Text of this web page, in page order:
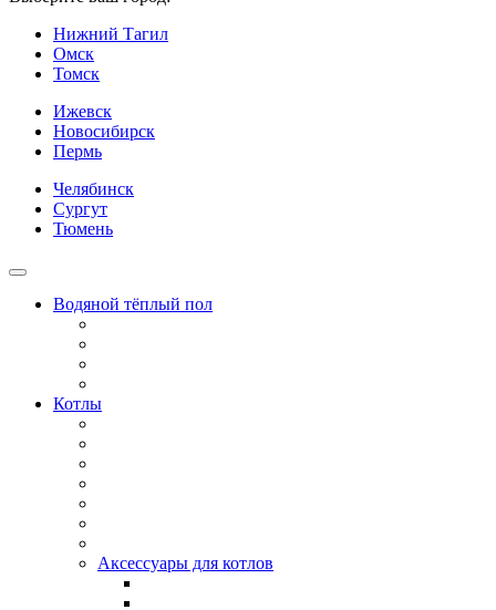
Нижний Тагил
Омск
Томск
Ижевск
Новосибирск
Пермь
Челябинск
Сургут
Тюмень
Водяной тёплый пол
Котлы
Аксессуары для котлов